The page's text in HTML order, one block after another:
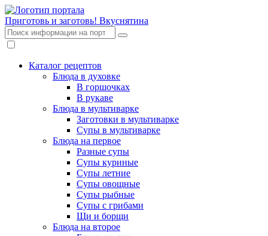
Приготовь и заготовь! Вкуснятина
Каталог рецептов
Блюда в духовке
В горшочках
В рукаве
Блюда в мультиварке
Заготовки в мультиварке
Супы в мультиварке
Блюда на первое
Разные супы
Супы куриные
Супы летние
Супы овощные
Супы рыбные
Супы с грибами
Щи и борщи
Блюда на второе